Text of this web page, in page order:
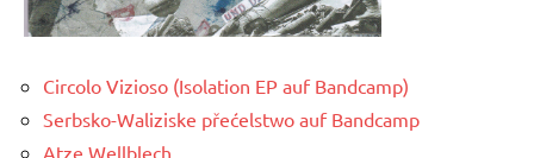
Circolo Vizioso (Isolation EP auf Bandcamp)
Serbsko-Waliziske přećelstwo auf Bandcamp
Atze Wellblech